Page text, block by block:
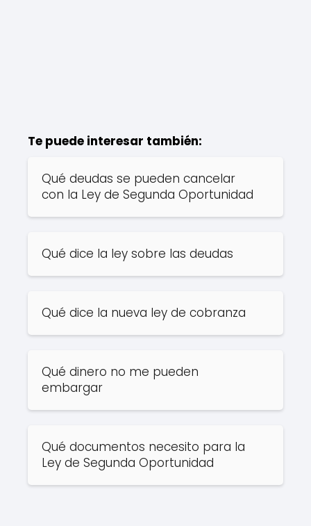
Te puede interesar también:
Qué deudas se pueden cancelar
con la Ley de Segunda Oportunidad
Qué dice la ley sobre las deudas
Qué dice la nueva ley de cobranza
Qué dinero no me pueden
embargar
Qué documentos necesito para la
Ley de Segunda Oportunidad